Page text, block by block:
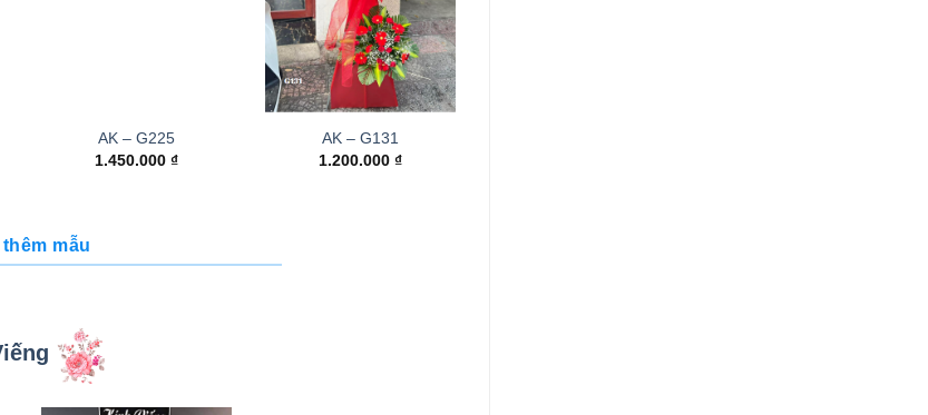
AK – G225
1.450.000₫
AK – G131
1.200.000 ₫
mẫu